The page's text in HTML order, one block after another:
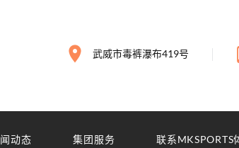
武威市毒裤瀑布419号
动态 集团服务 联系MKSPORTS